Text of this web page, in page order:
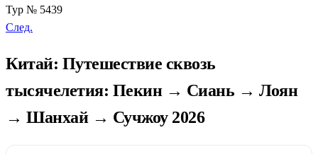
Тур № 5439
След.
Китай: Путешествие сквозь
тысячелетия: Пекин → Сиань → Лоян
→ Шанхай → Сучжоу 2026